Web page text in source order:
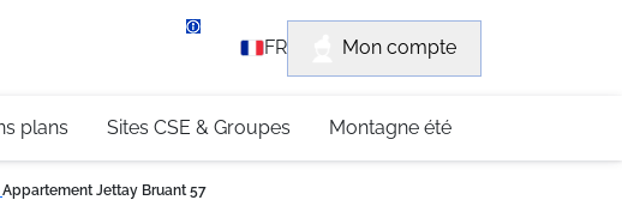
+33 (0)4 79 96 30 69
FR Mon compte
plans Sites CSE & Groupes Montagne été
Appartement Jettay Bruant 57